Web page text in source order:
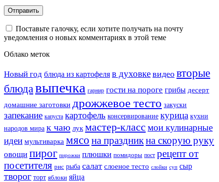
Поставьте галочку, если хотите получать на почту
уведомления о новых комментариях в этой теме
Облако меток
Новый год блюда из картофеля в духовке видео вторые
блюдавыпечка гарнир гости на пороге грибы десерт
домашние заготовки дрожжевое тесто закуски
запекание капуста картофель консервирование курица кухни
народов мира к чаю лук мастер-класс мои кулинарные
идеи мультиварка мясо на праздникна скорую руку
овощи пирог пирожки плюшки помидоры пост рецепт от
посетителя рис рыба салат слоеное тесто слойки суп сыр
творог торт яблоки яйца